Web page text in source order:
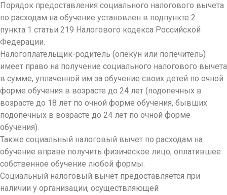
Порядок предоставления социального налогового вычета
по расходам на обучение установлен в подпункте 2
пункта 1 статьи 219 Налогового кодекса Российской
Федерации.
Налогоплательщик-родитель (опекун или попечитель)
имеет право на получение социального налогового вычета
в сумме, уплаченной им за обучение своих детей по очной
форме обучения в возрасте до 24 лет (подопечных в
возрасте до 18 лет по очной форме обучения, бывших
подопечных в возрасте до 24 лет по очной форме
обучения).
Также социальный налоговый вычет по расходам на
обучение вправе получить физическое лицо, оплатившее
собственное обучение любой формы.
Социальный налоговый вычет предоставляется при
наличии у организации, осуществляющей